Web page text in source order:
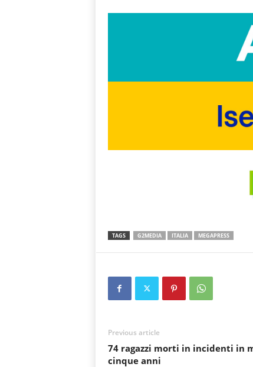
TAGS G2MEDIA ITALIA MEGAPRESS
Previous article
74 ragazzi morti in incidenti in
cinque anni